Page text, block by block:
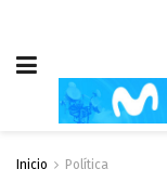
Inicio Política